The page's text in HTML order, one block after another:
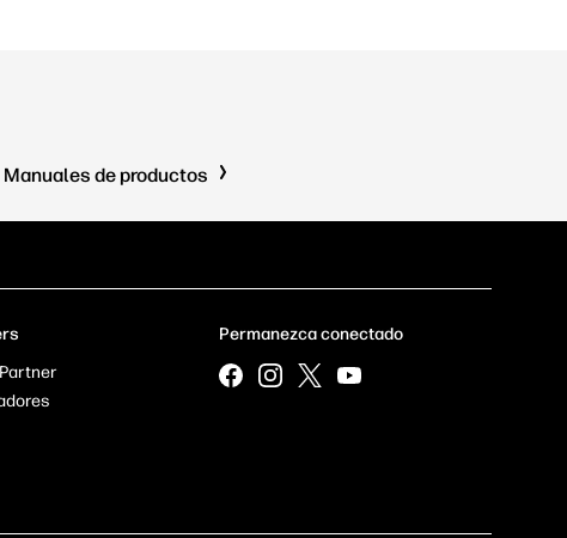
Manuales de productos
Permanezca conectado